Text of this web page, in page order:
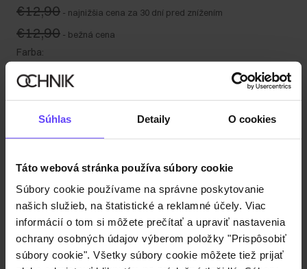
Súhlas Detaily O cookies
Táto webová stránka používa súbory cookie
Súbory cookie používame na správne poskytovanie
našich služieb, na štatistické a reklamné účely. Viac
informácií o tom si môžete prečítať a upraviť nastavenia
ochrany osobných údajov výberom položky "Prispôsobiť
súbory cookie". Všetky súbory cookie môžete tiež prijať
€12,90 - najnižšia cena za 30 dní pred znížením
€12,90 - bežná cena
Farba:
Odoslanie do 1 pracovného dňa
Detaily
Zloženie a rozmery